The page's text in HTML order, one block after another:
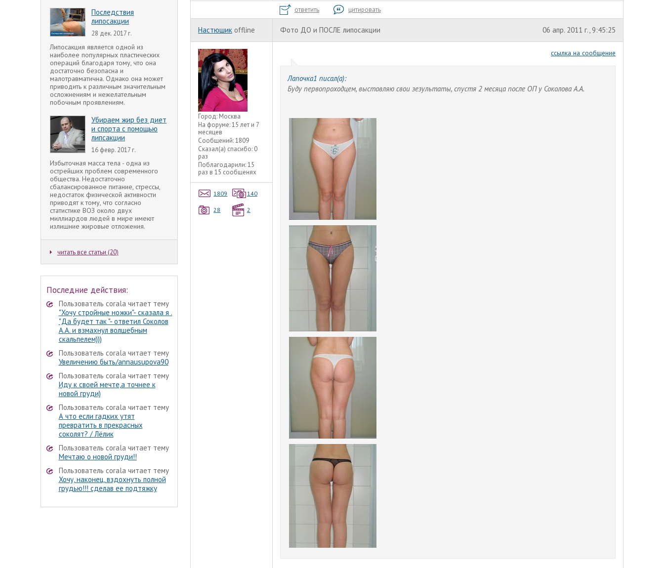
Последствия
липосакции
28 дек. 2017 г.
Липосакция является одной из
наиболее популярных пластических
операций благодаря тому, что она
достаточно безопасна и
малотравматична. Однако она может
приводить к различным значительным
осложнениям и нежелательным
побочным проявлениям.
Убираем жир без диет
и спорта с помощью
липсакции
16 февр. 2017 г.
Избыточная масса тела - одна из
острейших проблем современного
общества. Недостаточно
сбалансированное питание, стрессы,
недостаток физической активности
приводят к тому, что согласно
статистике ВОЗ около двух
миллиардов людей в мире имеют
излишние жировые отложения.
читать все статьи (20)
Последние действия:
Пользователь corala читает тему
"Хочу стройные ножки"- сказала я .
"Да будет так "- ответил Соколов
А.А. и взмахнул волшебным
скальпелем)))
Пользователь corala читает тему
Увеличению быть/annausupova90
Пользователь corala читает тему
Иду к своей мечте,а точнее к
новой груди)
Пользователь corala читает тему
А что если гадких утят
превратить в прекрасных
соколят? / Лёлик
Пользователь corala читает тему
Мечтаю о новой груди!!
Пользователь corala читает тему
Хочу, наконец, вздохнуть полной
грудью!!! сделав ее подтяжку
ответить цитировать
Настюшик offline Фото ДО и ПОСЛЕ липосакции 06 апр. 2011 г., 9:45:25
Город: Москва
На форуме:15 лет и 7
месяцев
Сообщений:1809
Сказал(а) спасибо: 0
раз
Поблагодарили:15
раз в 15 сообщенях
1809 140
28 2
ссылка на сообщение
Лапочка1 писал(а):
Буду первопроходцем, выставляю свои зезультаты, спустя 2 месяца после ОП у Соколова А.А.